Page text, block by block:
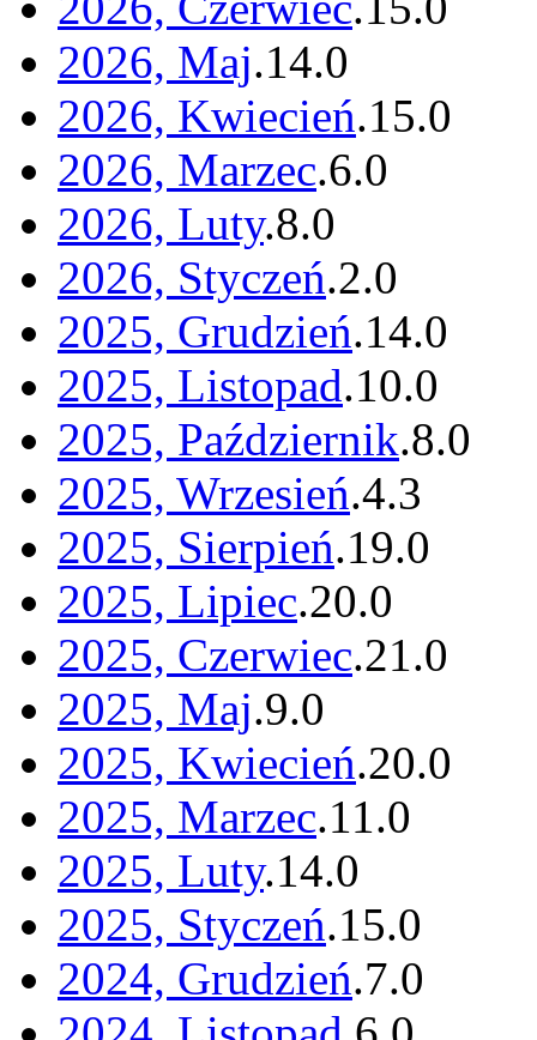
2026, Maj.14.0
2026, Kwiecień.15.0
2026, Marzec.6.0
2026, Luty.8.0
2026, Styczeń.2.0
2025, Grudzień.14.0
2025, Listopad.10.0
2025, Październik.8.0
2025, Wrzesień.4.3
2025, Sierpień.19.0
2025, Lipiec.20.0
2025, Czerwiec.21 .0
2025, Maj.9.0
2025, Kwiecień.20.0
2025, Marzec.11 .0
2025, Luty.14.0
2025, Styczeń.15.0
2024, Grudzień.7.0